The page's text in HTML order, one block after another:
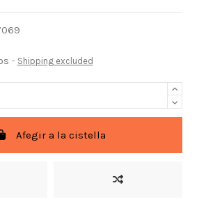
Shipping excluded
Afegir a la cistella